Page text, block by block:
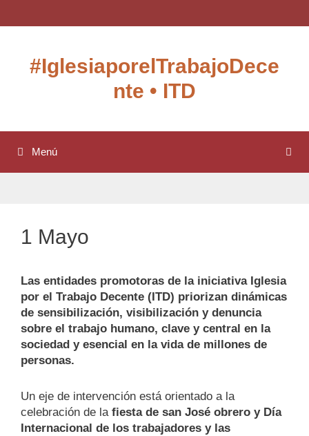
al
perfil
en
Twitter
O3aKKO5OgLDy6b6gQ
YouTube
#IglesiaporelTrabajoDece
nte • ITD
Menú
1 Mayo
Las entidades promotoras de la iniciativa Iglesia
por el Trabajo Decente (ITD) priorizan dinámicas
de sensibilización, visibilización y denuncia
sobre el trabajo humano, clave y central en la
sociedad y esencial en la vida de millones de
personas.
Un eje de intervención está orientado a la
celebración de la fiesta de san José obrero y Día
Internacional de los trabajadores y las